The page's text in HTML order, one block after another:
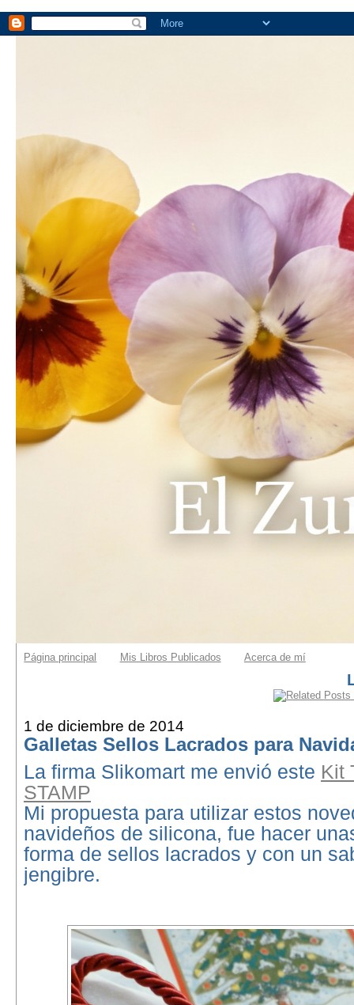
Página principal Mis Libros Publicados Acerca de mí
1 de diciembre de 2014
Galletas Sellos Lacrados para
La firma Slikomart me envió este Kit
STAMP
Mi propuesta para utilizar estos
navideños de silicona, fue hacer
forma de sellos lacrados y con un
jengibre.